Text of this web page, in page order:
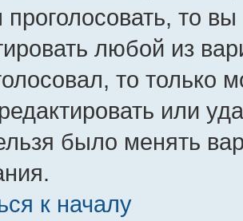
проголосовать, то
любой из
то только
или
было менять
к началу